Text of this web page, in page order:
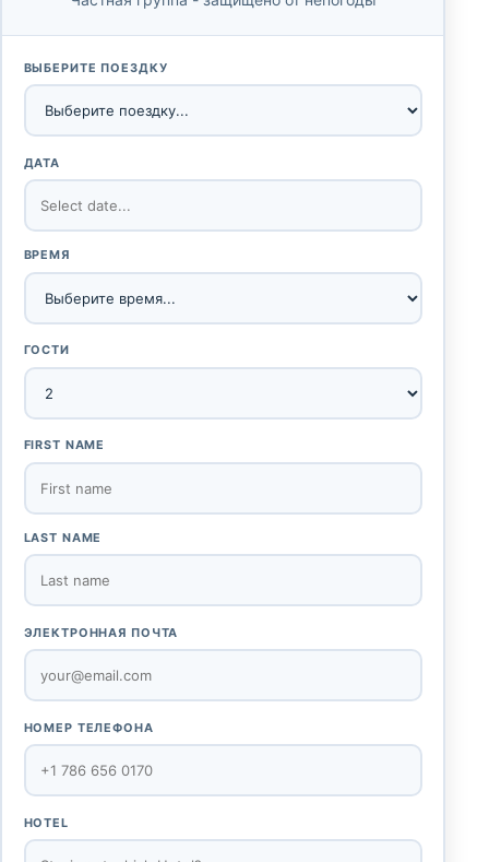
ВЫБЕРИТЕ ПОЕЗДКУ
ДАТА
ВРЕМЯ
ГОСТИ
FIRST NAME
LAST NAME
ЭЛЕКТРОННАЯ ПОЧТА
НОМЕР ТЕЛЕФОНА
HOTEL